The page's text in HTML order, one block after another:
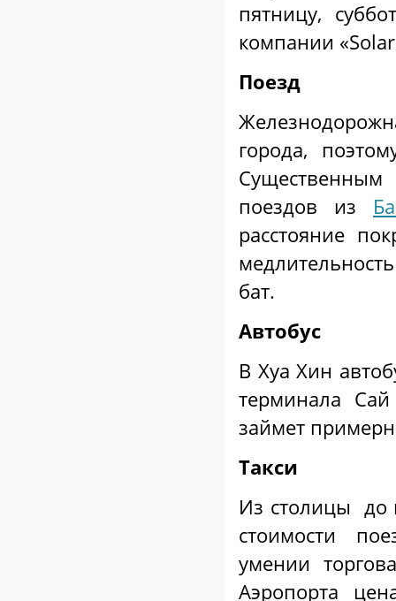
пятницу,
компании
Поезд
города,
поездов из
расстояние
бат.
Автобус
В Хуа Хин
терминала
займет
Такси
Из столицы до
стоимости
умении
Аэропорта